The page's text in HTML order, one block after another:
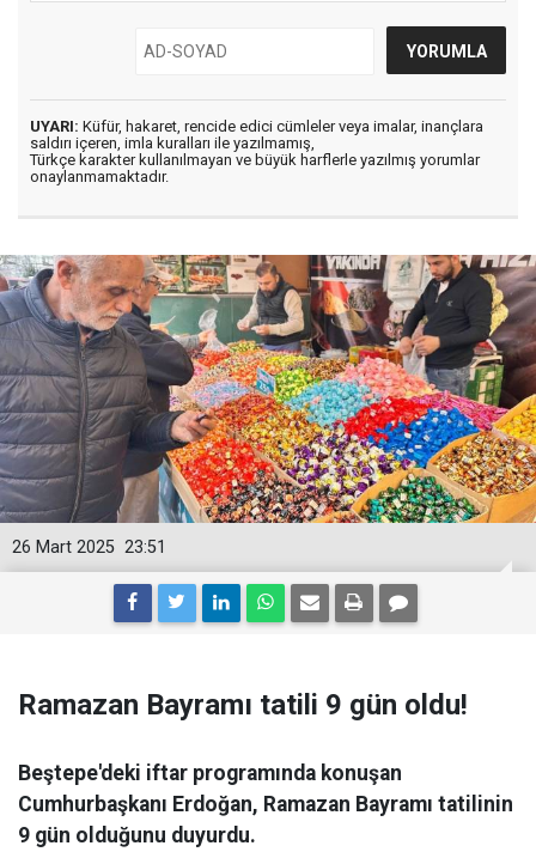
UYARI: Küfür, hakaret, rencide edici cümleler veya imalar, inançlara
saldırı içeren, imla kuralları ile yazılmamış,
Türkçe karakter kullanılmayan ve büyük harflerle yazılmış yorumlar
onaylanmamaktadır.
23:51
26 Mart 2025
Ramazan Bayramı tatili 9 gün oldu!
Beştepe'deki iftar programında konuşan
Cumhurbaşkanı Erdoğan, Ramazan Bayramı tatilinin
9 gün olduğunu duyurdu.